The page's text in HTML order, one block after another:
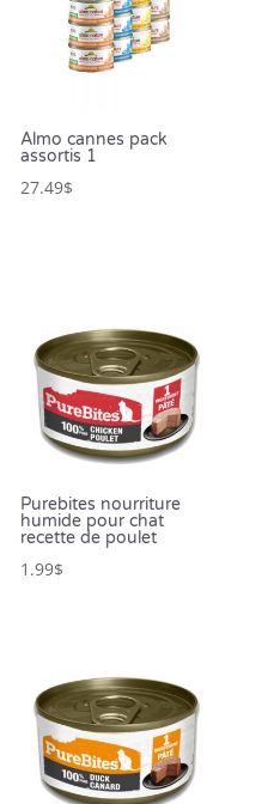
Almo cannes pack
assortis 1
27.49$
Purebites nourriture
humide pour chat
recette de poulet
1.99$